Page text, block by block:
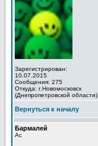
Зарегистрирован:
10.07.2015
Сообщения: 275
Откуда: г.Новомосковск
(Днепропетровской области)
Вернуться к началу
Бармалей
Ас